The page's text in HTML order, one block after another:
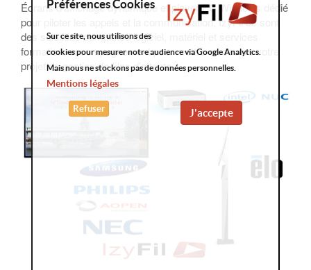
Écrans d'affichage dynamique et player PC Windows dédié
pour piloter les appels et la communication, IzyFil ce sont
des solutions complètes logiciel, matériel et services
formation, accompagnement pour mettre en oeuvre votre
projet de gestion de files d'attente.
Préférences Cookies
Sur ce site, nous utilisons des
cookies pour mesurer notre audience via Google Analytics.
Mais nous ne stockons pas de données personnelles.
Mentions légales
J'accepte
Refuser